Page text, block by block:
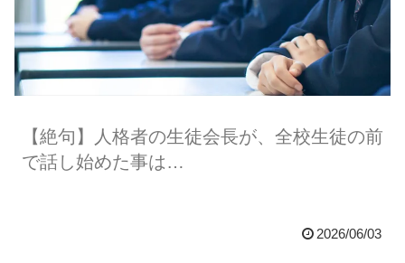
【絶句】人格者の生徒会長が、全校生徒の前
で話し始めた事は…
2026/06/03